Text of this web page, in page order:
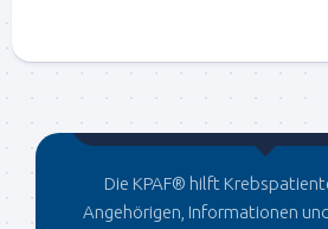
Gegründet von
Die KPAF® hilft
Angehörigen, Informationen